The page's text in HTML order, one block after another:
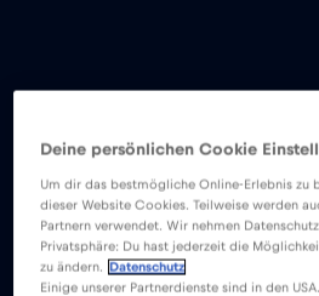
Deine persönlichen Cookie
Um dir das bestmögliche Online-Erlebnis zu
dieser Website Cookies. Teilweise werden
Partnern verwendet. Wir nehmen
Privatsphäre: Du hast jederzeit die
zu ändern.
Datenschutz
Einige unserer Partnerdienste sind in den